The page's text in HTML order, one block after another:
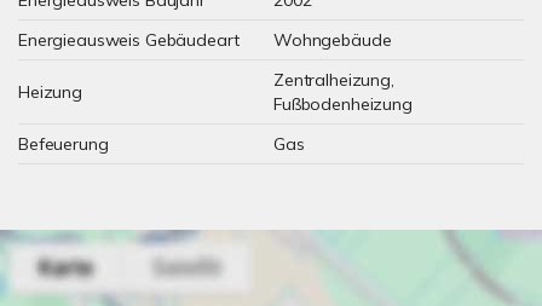
Energieausweis Gebäudeart
Wohngebäude
Heizung
Zentralheizung,
Fußbodenheizung
Befeuerung
Gas